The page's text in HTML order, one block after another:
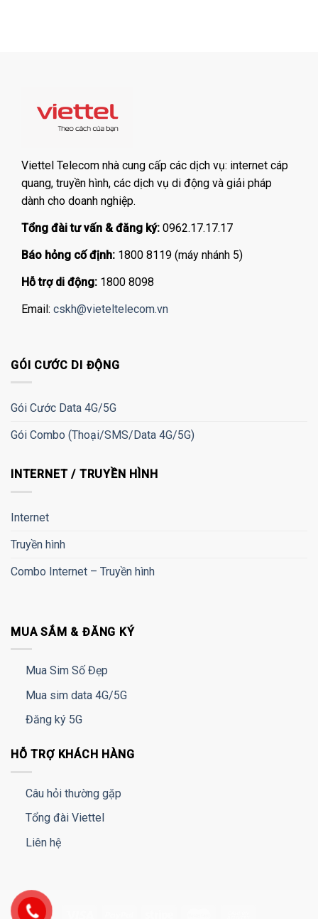
Viettel Telecom nhà cung cấp các dịch vụ: internet cáp
quang, truyền hình, các dịch vụ di động và giải pháp
dành cho doanh nghiệp.
Tổng đài tư vấn & đăng ký: 0962.17.17.17
Báo hỏng cố định: 1800 8119 (máy nhánh 5)
Hỗ trợ di động: 1800 8098
Email: cskh@vieteltelecom.vn
GÓI CƯỚC DI ĐỘNG
Gói Cước Data 4G/5G
Gói Combo (Thoại/SMS/Data 4G/5G)
INTERNET / TRUYỀN HÌNH
Internet
Truyền hình
Combo Internet – Truyền hình
MUA SẮM & ĐĂNG KÝ
Mua Sim Số Đẹp
Mua sim data 4G/5G
Đăng ký 5G
HỖ TRỢ KHÁCH HÀNG
Câu hỏi thường gặp
Tổng đài Viettel
Liên hệ